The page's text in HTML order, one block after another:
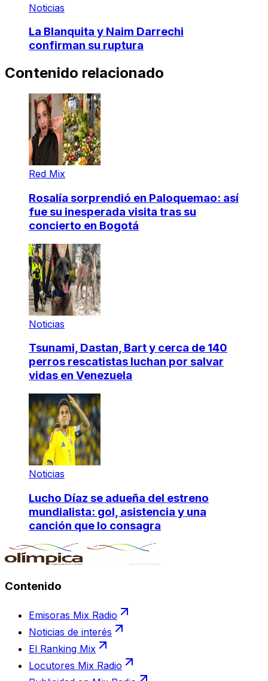
Noticias
La Blanquita y Naim Darrechi
confirman su ruptura
Contenido relacionado
Red Mix
Rosalía sorprendió en Paloquemao: así
fue su inesperada visita tras su
concierto en Bogotá
Noticias
Tsunami, Dastan, Bart y cerca de 140
perros rescatistas luchan por salvar
vidas en Venezuela
Noticias
Lucho Díaz se adueña del estreno
mundialista: gol, asistencia y una
canción que lo consagra
Contenido
Emisoras Mix Radio
Noticias de interés
El Ranking Mix
Locutores Mix Radio